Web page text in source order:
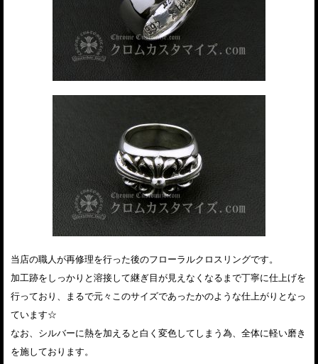
当店の職人が再修理を行った後のフローラルクロスリングです。
加工跡をしっかりと溶接して継ぎ目が見えなくなるまで丁寧に仕上げを
行っており、まるで元々このサイズであったかのような仕上がりとなっ
ています☆
なお、シルバーに熱を加えると白く変色してしまう為、全体に軽い磨き
を施しております。